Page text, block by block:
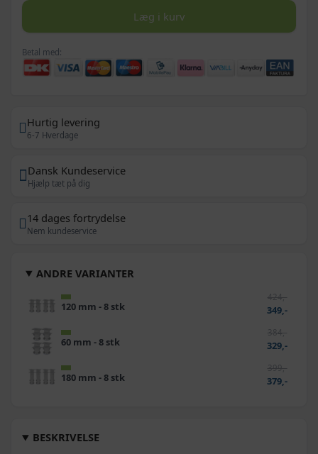
Læg i kurv
Betal med:
Hurtig levering
6-7 Hverdage
Dansk Kundeservice
Hjælp tæt på dig
14 dages fortrydelse
Nem kundeservice
BESKRIVELSE
ANDRE VARIANTER
120 mm - 8 stk
424,-
349,-
60 mm - 8 stk
384,-
329,-
180 mm - 8 stk
399,-
379,-